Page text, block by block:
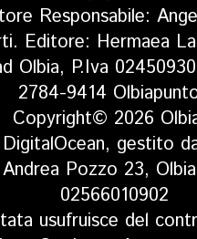
Responsabile:
Editore: Hermaea
Olbia, P.Iva
2784-9414
Copyright© 2026
gestito
Pozzo 23,
02566010902
usufruisce del